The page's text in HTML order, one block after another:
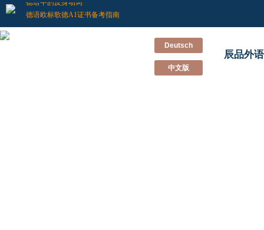
德语中的反身动词
德语欧标歌德A1证书备考指南
辰品外语
Deutsch
中文版